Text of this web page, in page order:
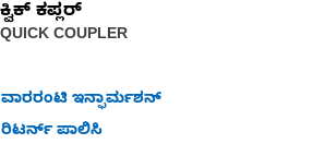
ಕ್ವಿಕ್ ಕಪ್ಲರ್‌
QUICK COUPLER
ವಾರರಂಟಿ ಇನ್ಫಾರ್ಮಶನ್
ರಿಟರ್ನ್ ಪಾಲಿಸಿ